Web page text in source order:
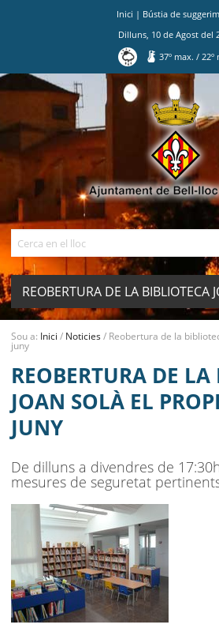
Inici | Bústia de
Dilluns 10 de Agost del
37º max./ 22º
REOBERTURA DE LA BIBLIOTECA
SOLÀ EL PROPER 1 DE JUNY
MUNICIPI
SEU ELECTRÒNICA
BELL-LLOC SOLUCIONA
Sou a: Inici / Noticies/ Reobertura de la
juny
REOBERTURA DE
JOAN SOLÀ EL
JUNY
De dilluns a divendres de
mesures de seguretat